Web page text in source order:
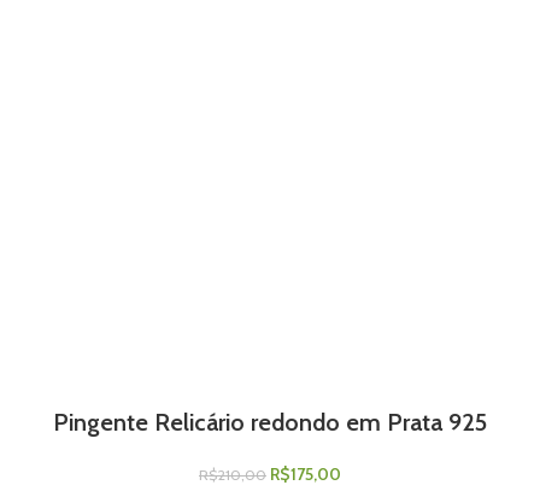
Pingente Relicário redondo em Prata 925
R$210,00 R$175,00